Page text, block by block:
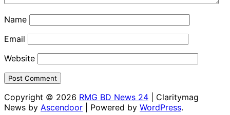
Name
Email
Website
Copyright © 2026 RMG BD News 24 | Claritymag
News by Ascendoor | Powered by WordPress.